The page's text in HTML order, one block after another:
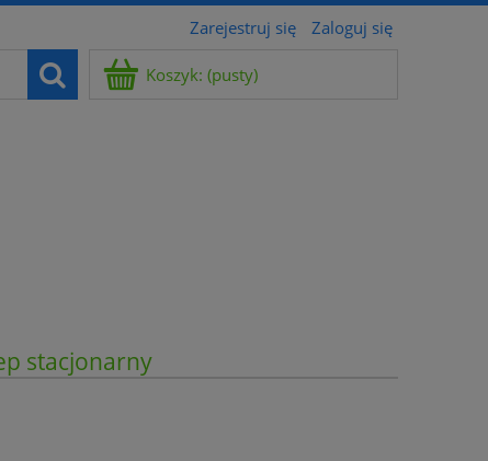
Zarejestruj się Zaloguj się
Koszyk: (pusty)
stacjonarny